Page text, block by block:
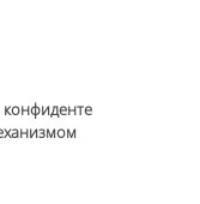
конфиденте